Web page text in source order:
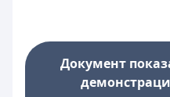
Документ